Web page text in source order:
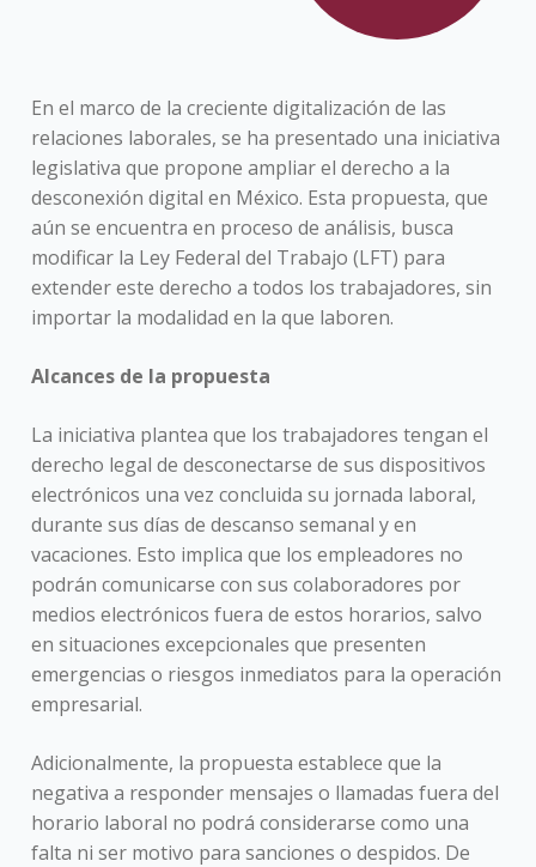
En el marco de la creciente digitalización de las
relaciones laborales, se ha presentado una iniciativa
legislativa que propone ampliar el derecho a la
desconexión digital en México. Esta propuesta, que
aún se encuentra en proceso de análisis, busca
modificar la Ley Federal del Trabajo (LFT) para
extender este derecho a todos los trabajadores, sin
importar la modalidad en la que laboren.
Alcances de la propuesta
La iniciativa plantea que los trabajadores tengan el
derecho legal de desconectarse de sus dispositivos
electrónicos una vez concluida su jornada laboral,
durante sus días de descanso semanal y en
vacaciones. Esto implica que los empleadores no
podrán comunicarse con sus colaboradores por
medios electrónicos fuera de estos horarios, salvo
en situaciones excepcionales que presenten
emergencias o riesgos inmediatos para la operación
empresarial.
Adicionalmente, la propuesta establece que la
negativa a responder mensajes o llamadas fuera del
horario laboral no podrá considerarse como una
falta ni ser motivo para sanciones o despidos. De